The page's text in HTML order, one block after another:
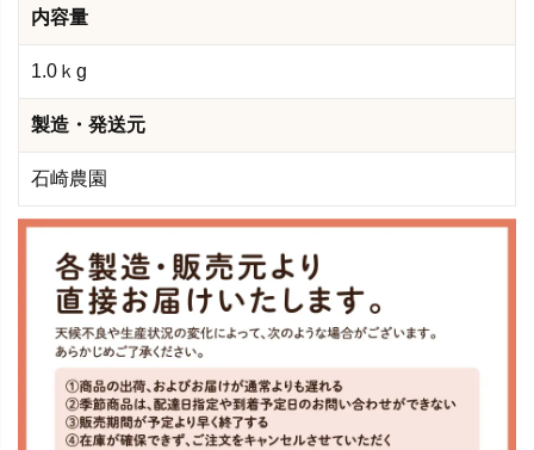
内容量
1.0ｋg
製造・発送元
石崎農園